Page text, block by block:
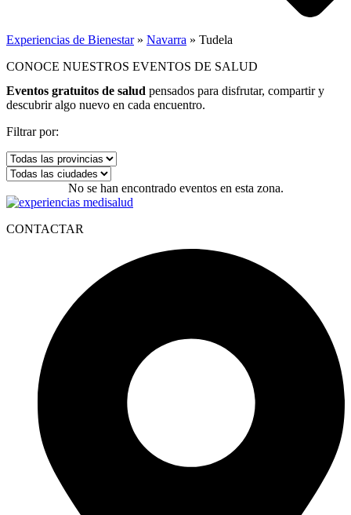
Experiencias de Bienestar» Navarra » Tudela
CONOCE NUESTROS EVENTOS DE SALUD
Eventos gratuitos de salud pensados para disfrutar, compartir y
descubrir algo nuevo en cada encuentro.
Filtrar por:
No se han encontrado eventos en esta zona.
CONTACTAR